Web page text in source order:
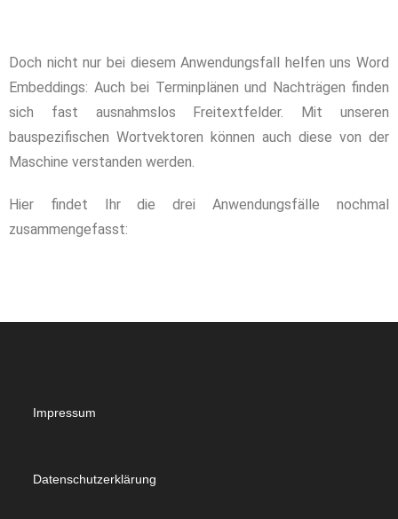
Doch nicht nur bei diesem Anwendungsfall helfen uns Word
Embeddings: Auch bei Terminplänen und Nachträgen finden
sich fast ausnahmslos Freitextfelder. Mit unseren
bauspezifischen Wortvektoren können auch diese von der
Maschine verstanden werden.
Hier findet Ihr die drei Anwendungsfälle nochmal
zusammengefasst:
Impressum
Datenschutzerklärung